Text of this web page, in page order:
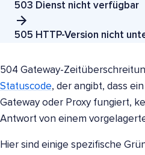
503 Dienst nicht verfügbar
505 HTTP-Version nicht
504 Gateway-
Statuscode, der angibt, dass
Gateway oder Proxy fungiert,
Antwort von einem
Hier sind einige spezifische